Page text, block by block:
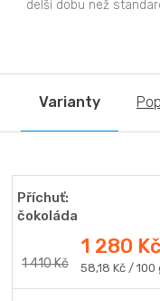
delší dobu než
Varianty
Příchuť:
čokoláda
1 410 Kč
1 280 Kč
Měrná
58,18 Kč / 100